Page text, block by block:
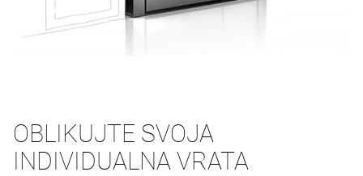
OBLIKUJTE SVOJA
INDIVIDUALNA VRATA